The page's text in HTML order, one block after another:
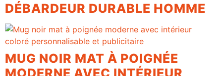
DÉBARDEUR DURABLE HOMME
MUG NOIR MAT À POIGNÉE
MODERNE AVEC INTÉRIEUR